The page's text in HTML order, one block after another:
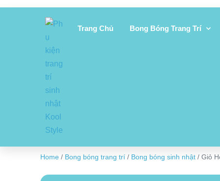
Trang Chủ Bong Bóng Trang Trí
Home / Bong bóng trang trí / Bong bóng sinh nhật / Giỏ